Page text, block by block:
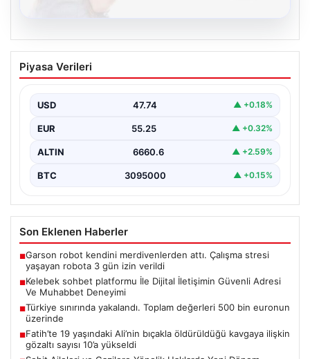
Kelebek sohbet platformu İle Dijital
İletişimin Güvenli Adresi Ve Muhabbet
Sanal ortamında bireylerin seviyeli bir tarzda bağlantı
Günümüzde…
Piyasa Verileri
USD 47.74 ▲ +0.18%
EUR 55.25 ▲ +0.32%
ALTIN 6660.6 ▲ +2.59%
BTC 3095000 ▲ +0.15%
Son Eklenen Haberler
■Garson robot kendini merdivenlerden attı. Çalışma stresi
yaşayan robota 3 gün izin verildi
■Kelebek sohbet platformu İle Dijital İletişimin Güvenli Adresi
Ve Muhabbet Deneyimi
■Türkiye sınırında yakalandı. Toplam değerleri 500 bin euronun
üzerinde
■Fatih’te 19 yaşındaki Ali’nin bıçakla öldürüldüğü kavgaya ilişkin
gözaltı sayısı 10’a yükseldi